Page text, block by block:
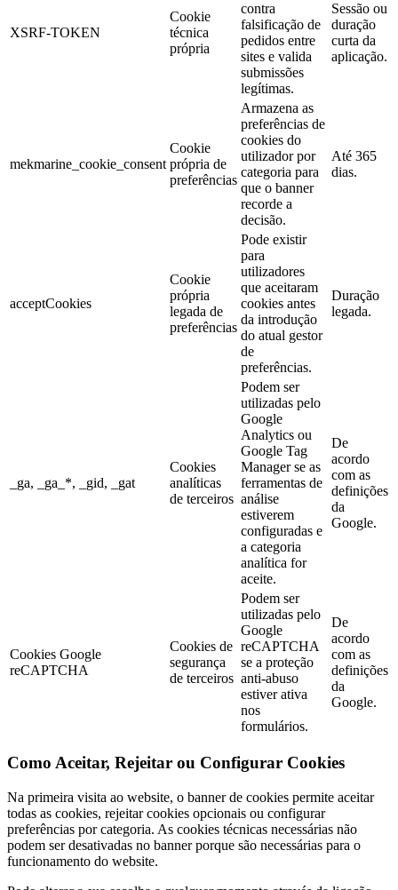
XSRF-TOKEN
Cookie
técnica
própria
contra
falsificação de
pedidos entre
sites e valida
submissões
legítimas.
Sessão ou
duração
curta da
aplicação.
mekmarine_cookie_consent
Cookie
própria de
preferências
Armazena as
preferências de
cookies do
utilizador por
categoria para
que o banner
recorde a
decisão.
Até 365
dias.
acceptCookies
Cookie
própria
legada de
preferências
Pode existir
para
utilizadores
que aceitaram
cookies antes
da introdução
do atual gestor
de
preferências.
Duração
legada.
_ga, _ga_*, _gid, _gat
Cookies
analíticas
de terceiros
Podem ser
utilizadas pelo
Google
Analytics ou
Google Tag
Manager se as
ferramentas de
análise
estiverem
configuradas e
a categoria
analítica for
aceite.
De
acordo
com as
definições
da
Google.
Cookies Google
reCAPTCHA
Cookies de
segurança
de terceiros
Podem ser
utilizadas pelo
Google
reCAPTCHA
se a proteção
anti-abuso
estiver ativa
nos
formulários.
De
acordo
com as
definições
da
Google.
Como Aceitar, Rejeitar ou Configurar Cookies
Na primeira visita ao website, o banner de cookies permite aceitar
todas as cookies, rejeitar cookies opcionais ou configurar
preferências por categoria. As cookies técnicas necessárias não
podem ser desativadas no banner porque são necessárias para o
funcionamento do website.